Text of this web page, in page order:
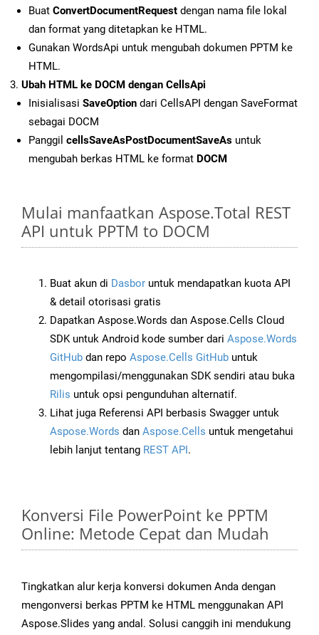
Buat ConvertDocumentRequest dengan nama file lokal
dan format yang ditetapkan ke HTML.
Gunakan WordsApi untuk mengubah dokumen PPTM ke
HTML.
Ubah HTML ke DOCM dengan CellsApi
Inisialisasi SaveOption dari CellsAPI dengan SaveFormat
sebagai DOCM
Panggil cellsSaveAsPostDocumentSaveAs untuk
mengubah berkas HTML ke format DOCM
Mulai manfaatkan Aspose.Total REST
API untuk PPTM to DOCM
Buat akun di Dasbor untuk mendapatkan kuota API
& detail otorisasi gratis
Dapatkan Aspose.Words dan Aspose.Cells Cloud
SDK untuk Android kode sumber dari Aspose.Words
GitHub dan repo Aspose.Cells GitHub untuk
mengompilasi/menggunakan SDK sendiri atau buka
Rilis untuk opsi pengunduhan alternatif.
Lihat juga Referensi API berbasis Swagger untuk
Aspose.Words dan Aspose.Cells untuk mengetahui
lebih lanjut tentang REST API.
Konversi File PowerPoint ke PPTM
Online: Metode Cepat dan Mudah
Tingkatkan alur kerja konversi dokumen Anda dengan
mengonversi berkas PPTM ke HTML menggunakan API
Aspose.Slides yang andal. Solusi canggih ini mendukung